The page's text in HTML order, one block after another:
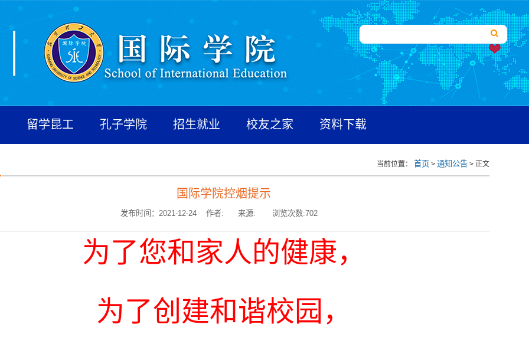
留学昆工 孔子学院 招生就业 校友之家 资料下载
当前位置： 首页 > 通知公告 > 正文
国际学院控烟提示
发布时间：2021-12-24 作者: 来源: 浏览次数:702
为了您和家人的健康，
为了创建和谐校园，